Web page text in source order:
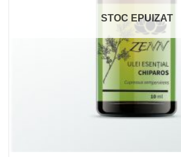
STOC EPUIZAT